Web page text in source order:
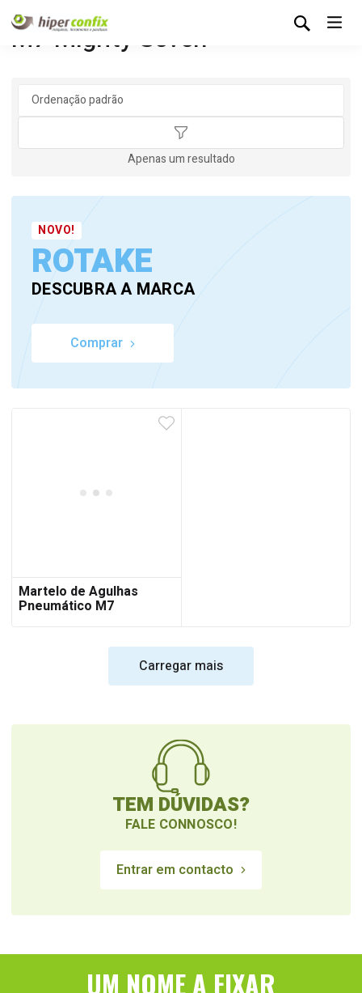
M7 Mighty Seven
Apenas um resultado
NOVO!
ROTAKE
DESCUBRA A MARCA
Comprar
Martelo de Agulhas
Pneumático M7
Carregar mais
TEM DÚVIDAS?
FALE CONNOSCO!
Entrar em contacto
UM NOME A FIXAR